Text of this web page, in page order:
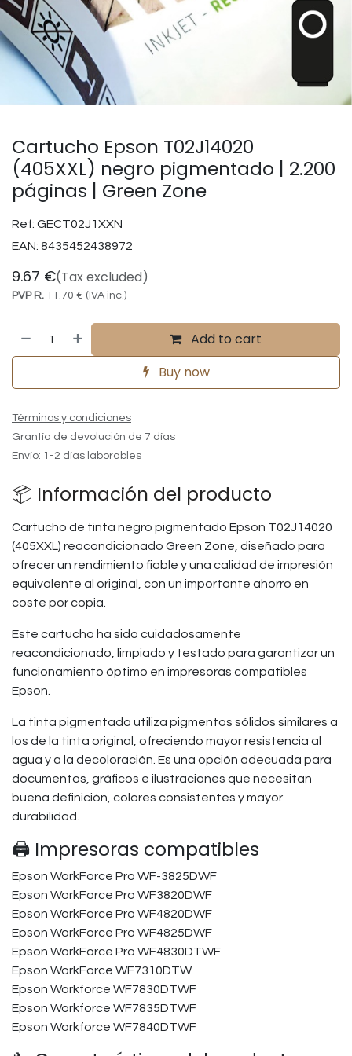
Cartucho Epson T02J14020
(405XXL) negro pigmentado | 2.200
páginas | Green Zone
Ref: GECT02J1XXN
EAN: 8435452438972
9.67 €(Tax excluded)
PVP R. 11.70 € (IVA inc.)
Add to cart
Buy now
Términos y condiciones
Grantía de devolución de 7 días
Envío: 1-2 días laborables
📦 Información del producto
Cartucho de tinta negro pigmentado Epson T02J14020
(405XXL) reacondicionado Green Zone, diseñado para
ofrecer un rendimiento fiable y una calidad de impresión
equivalente al original, con un importante ahorro en
coste por copia.
Este cartucho ha sido cuidadosamente
reacondicionado, limpiado y testado para garantizar un
funcionamiento óptimo en impresoras compatibles
Epson.
La tinta pigmentada utiliza pigmentos sólidos similares a
los de la tinta original, ofreciendo mayor resistencia al
agua y a la decoloración. Es una opción adecuada para
documentos, gráficos e ilustraciones que necesitan
buena definición, colores consistentes y mayor
durabilidad.
🖨️ Impresoras compatibles
Epson WorkForce Pro WF-3825DWF​
Epson WorkForce Pro WF3820DWF​
Epson WorkForce Pro WF4820DWF​
Epson WorkForce Pro WF4825DWF​
Epson WorkForce Pro WF4830DTWF
Epson WorkForce WF7310DTW​
Epson Workforce WF7830DTWF​
Epson Workforce WF7835DTWF​
Epson Workforce WF7840DTWF​